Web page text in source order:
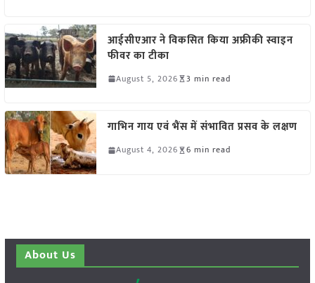
आईसीएआर ने विकसित किया अफ्रीकी स्वाइन
फीवर का टीका
August 5, 2026 3 min read
गाभिन गाय एवं भैंस में संभावित प्रसव के लक्षण
August 4, 2026 6 min read
About Us